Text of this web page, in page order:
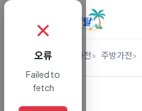
렌탈 디지털/가전 주방가전
✗
오류
Failed to
fetch